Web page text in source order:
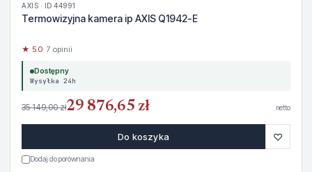
AXIS · ID 44991
Termowizyjna kamera ip AXIS Q1942-E
★ 5.0· 7 opinii
Dostępny
Wysyłka 24h
35 149,00 zł29 876,65 zł netto
Do koszyka ♡
Dodaj do porównania